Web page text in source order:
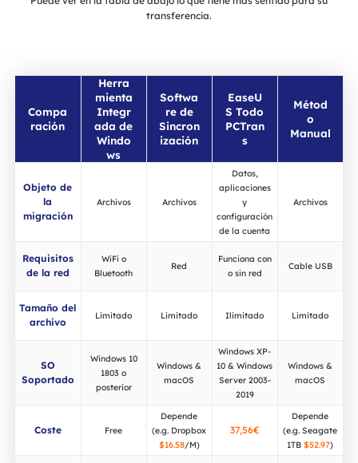
transferencia.
Compa
ración
Herra
mienta
Integr
ada de
Windo
ws
Softwa
re de
Sincron
ización
EaseU
S Todo
PCTran
s
Métod
o
Manual
Objeto de
la
migración
Archivos Archivos
Datos,
aplicaciones
y
configuración
de la cuenta
Archivos
Requisitos
de la red
WiFi o
Bluetooth
Red
Funciona con
o sin red
Cable USB
Tamaño del
archivo
Limitado Limitado Ilimitado Limitado
SO
Soportado
Windows 10
1803 o
posterior
Windows &
macOS
Windows XP-
10 & Windows
Server 2003-
2019
Windows &
macOS
Coste Free
Depende
(e.g. Dropbox
$16.58/M)
37,56€
Depende
(e.g. Seagate
1TB$52.97)